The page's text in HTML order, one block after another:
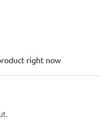
right now